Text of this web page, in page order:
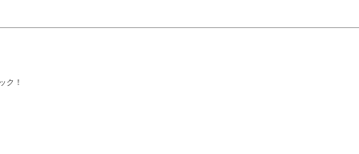
ク！